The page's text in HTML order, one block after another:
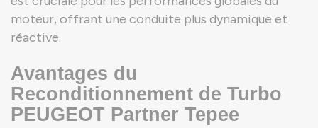
moteur, offrant une conduite plus dynamique et
réactive.
Avantages du
Reconditionnement de Turbo
PEUGEOT Partner Tepee